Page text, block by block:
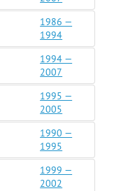
1986 —
1994
1994 —
2007
1995 —
2005
1990 —
1995
1999 —
2002